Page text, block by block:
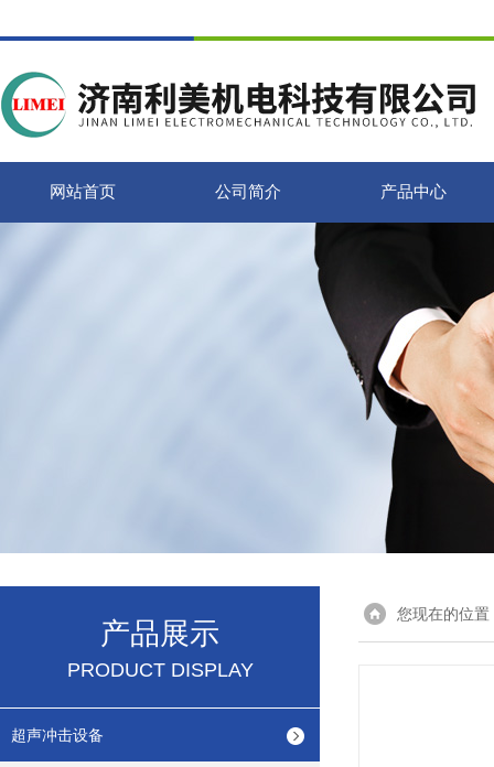
网站首页 公司简介 产品中心
产品展示
PRODUCT DISPLAY
超声冲击设备
您现在的位置